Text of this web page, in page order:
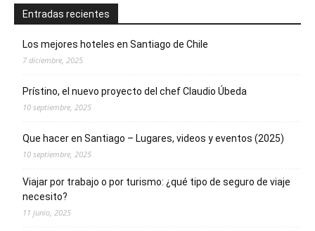
Entradas recientes
Los mejores hoteles en Santiago de Chile
7 diciembre, 2025
Prístino, el nuevo proyecto del chef Claudio Úbeda
10 septiembre, 2025
Que hacer en Santiago – Lugares, videos y eventos (2025)
10 septiembre, 2025
Viajar por trabajo o por turismo: ¿qué tipo de seguro de viaje
necesito?
11 junio, 2025